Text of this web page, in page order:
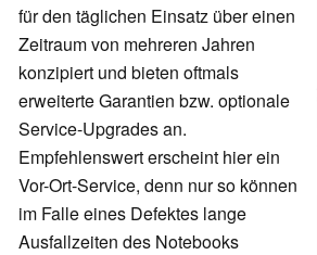
für den täglichen Einsatz über einen
Zeitraum von mehreren Jahren
konzipiert und bieten oftmals
erweiterte Garantien bzw. optionale
Service-Upgrades an.
Empfehlenswert erscheint hier ein
Vor-Ort-Service, denn nur so können
im Falle eines Defektes lange
Ausfallzeiten des Notebooks